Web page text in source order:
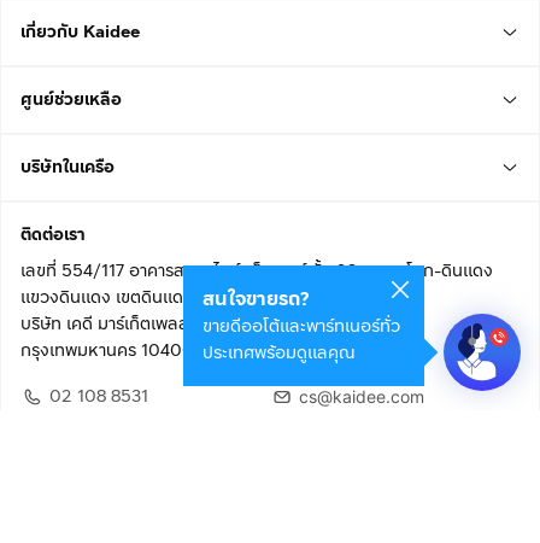
เกี่ยวกับ Kaidee
ศูนย์ช่วยเหลือ
บริษัทในเครือ
ติดต่อเรา
เลขที่ 554/117 อาคารสกายไนน์ เซ็นเตอร์ ชั้น 22 ถนนอโศก-ดินแดง
แขวงดินแดง เขตดินแดง
บริษัท เคดี มาร์เก็ตเพลส จำกัด (สำนักงานใหญ่)
กรุงเทพมหานคร 10400
02 108 8531
cs@kaidee.com
สนใจขายรถ?
ขายดีออโต้และพาร์ทเนอร์ทั่ว
ประเทศพร้อมดูแลคุณ